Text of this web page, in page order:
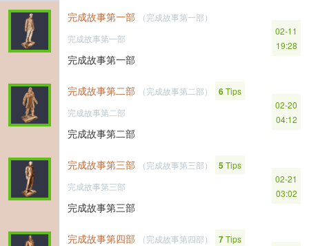
完成故事第一部
（完成故事第一部）
完成故事第一部
完成故事第一部
02-11
19:28
完成故事第二部 （完成故事第二部） 6Tips
完成故事第二部
完成故事第二部
02-20
04:12
完成故事第三部 （完成故事第三部） 5Tips
完成故事第三部
完成故事第三部
02-21
03:02
完成故事第四部 （完成故事第四部） 7Tips